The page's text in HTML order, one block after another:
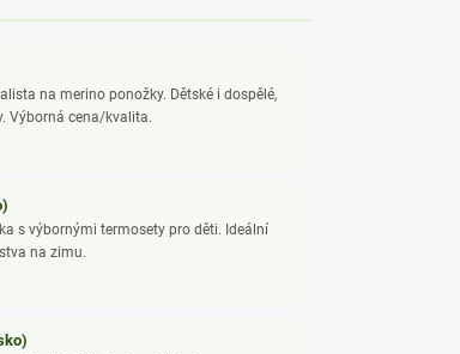
na merino ponožky. Dětské i dospělé,
Výborná cena/kvalita.
s výbornými termosety pro děti. Ideální
na zimu.